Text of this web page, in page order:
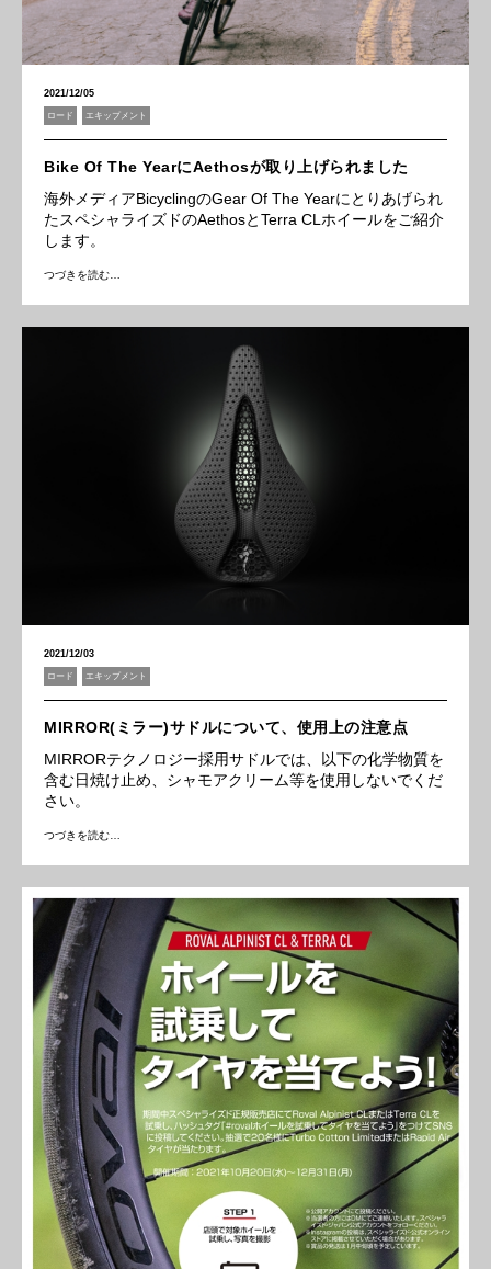
2021/12/05
ロード エキップメント
Bike Of The YearにAethosが取り上げられました
海外メディアBicyclingのGear Of The Yearにとりあげられ
たスペシャライズドのAethosとTerra CLホイールをご紹介
します。
つづきを読む…
2021/12/03
ロード エキップメント
MIRROR(ミラー)サドルについて、使用上の注意点
MIRRORテクノロジー採用サドルでは、以下の化学物質を
含む日焼け止め、シャモアクリーム等を使用しないでくだ
さい。
つづきを読む…